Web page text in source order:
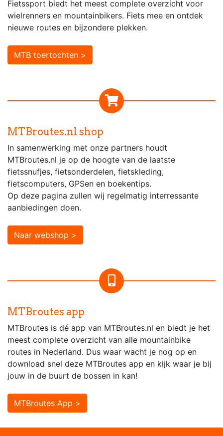
Fietssport biedt het meest complete overzicht voor
wielrenners en mountainbikers. Fiets mee en ontdek
nieuwe routes en bijzondere plekken.
MTB toertochten >
MTBroutes.nl shop
In samenwerking met onze partners houdt
MTBroutes.nl je op de hoogte van de laatste
fietssnufjes, fietsonderdelen, fietskleding,
fietscomputers, GPSen en boekentips.
Op deze pagina zullen wij regelmatig interressante
aanbiedingen doen.
Naar webshop >
MTBroutes app
MTBroutes is dé app van MTBroutes.nl en biedt je het
meest complete overzicht van alle mountainbike
routes in Nederland. Dus waar wacht je nog op en
download snel deze MTBroutes app en kijk waar je bij
jouw in de buurt de bossen in kan!
MTBroutes App >